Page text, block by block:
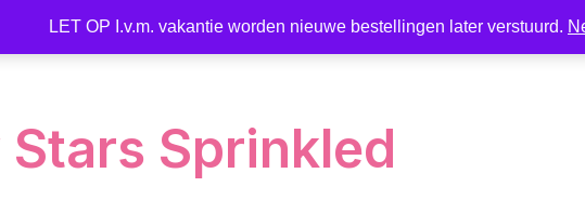
LET OP I.v.m. vakantie worden nieuwe bestellingen later verstuurd.
Nieuw LED Kaarsen Kaarshouder Wonen
Sprinkled